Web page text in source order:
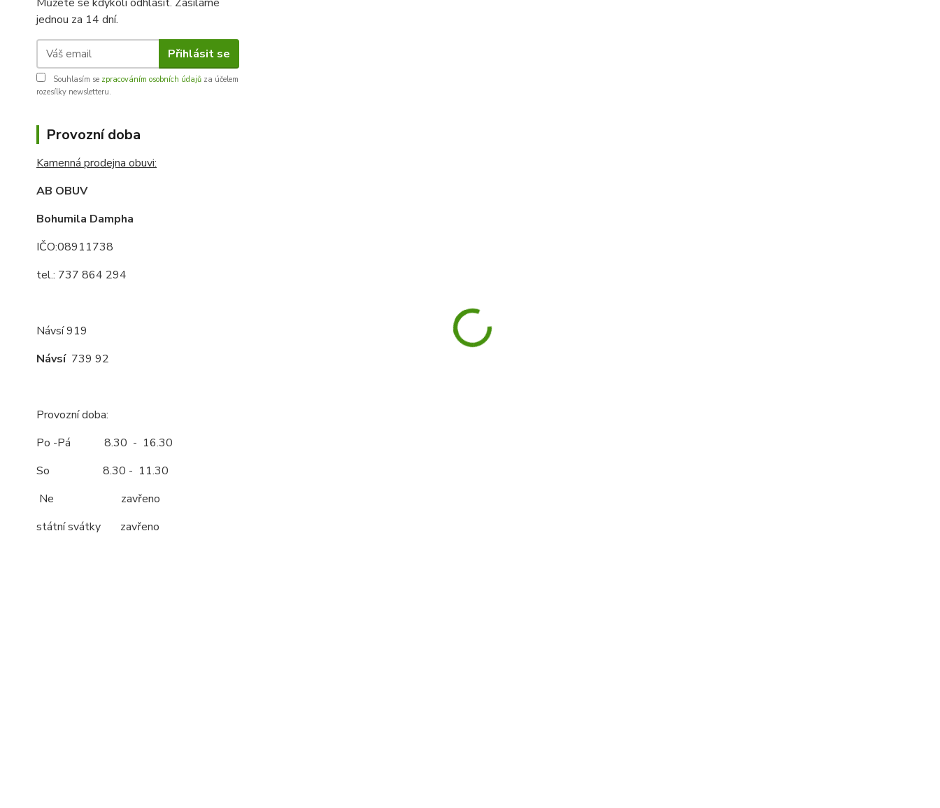
jednou za 14 dní.
Přihlásit se
Souhlasím se zpracováním osobních údajů za účelem
rozesílky newsletteru.
Provozní doba
Kamenná prodejna obuvi:
AB OBUV
Bohumila Dampha
IČO:08911738
tel.: 737 864 294
Návsí 919
Návsí739 92
Provozní doba:
Po -Pá 8.30 - 16.30
So 8.30 - 11.30
Ne zavřeno
státní svátky zavřeno